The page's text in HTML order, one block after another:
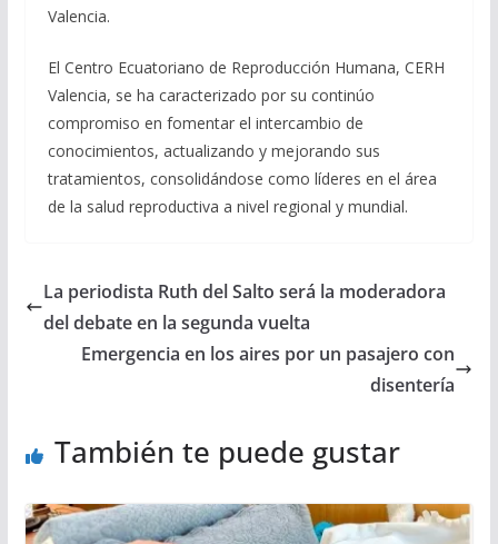
Valencia.
El Centro Ecuatoriano de Reproducción Humana, CERH
Valencia, se ha caracterizado por su continúo
compromiso en fomentar el intercambio de
conocimientos, actualizando y mejorando sus
tratamientos, consolidándose como líderes en el área
de la salud reproductiva a nivel regional y mundial.
La periodista Ruth del Salto será la moderadora
del debate en la segunda vuelta
Emergencia en los aires por un pasajero con
disentería
También te puede gustar